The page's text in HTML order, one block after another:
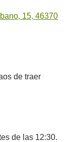
de traer
de las 12:30.